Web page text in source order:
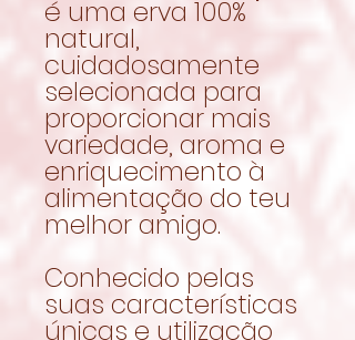
é uma erva 100%
natural,
cuidadosamente
selecionada para
proporcionar mais
variedade, aroma e
enriquecimento à
alimentação do teu
melhor amigo.
Conhecido pelas
suas características
únicas e utilização